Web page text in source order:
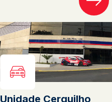
Unidade Cerquilho